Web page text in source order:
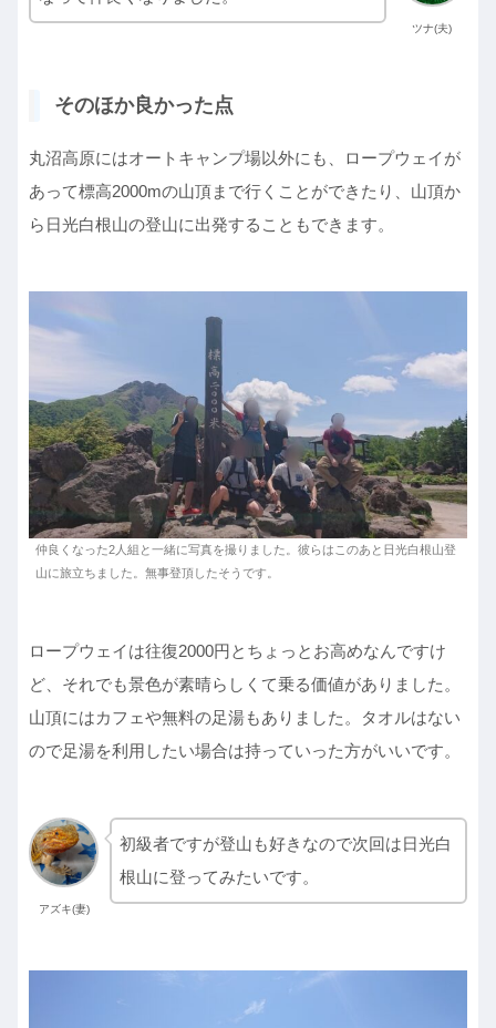
ツナ(夫)
そのほか良かった点
丸沼高原にはオートキャンプ場以外にも、ロープウェイが
あって標高2000mの山頂まで行くことができたり、山頂か
ら日光白根山の登山に出発することもできます。
仲良くなった2人組と一緒に写真を撮りました。彼らはこのあと日光白根山登
山に旅立ちました。無事登頂したそうです。
ロープウェイは往復2000円とちょっとお高めなんですけ
ど、それでも景色が素晴らしくて乗る価値がありました。
山頂にはカフェや無料の足湯もありました。タオルはない
ので足湯を利用したい場合は持っていった方がいいです。
アズキ(妻)
初級者ですが登山も好きなので次回は日光白
根山に登ってみたいです。